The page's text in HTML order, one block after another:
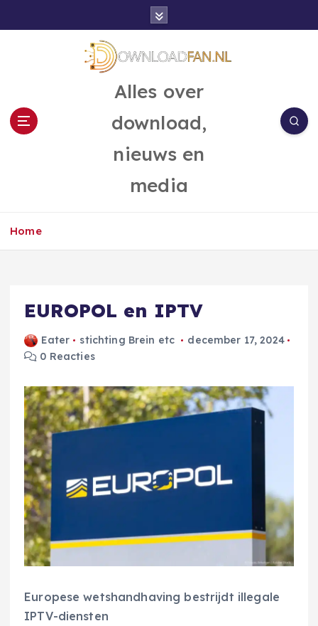
Alles over
download,
nieuws en
media
Home
EUROPOL en IPTV
Eater stichting Brein etc
december 17, 2024
0 Reacties
Europese wetshandhaving bestrijdt illegale
IPTV-diensten